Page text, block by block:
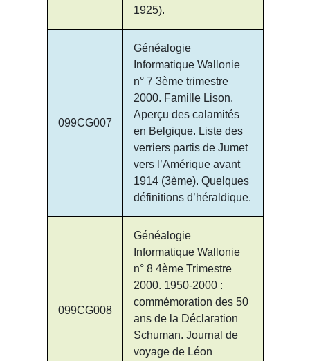
1925).
099CG007
Généalogie
Informatique Wallonie
n° 7 3ème trimestre
2000. Famille Lison.
Aperçu des calamités
en Belgique. Liste des
verriers partis de Jumet
vers l’Amérique avant
1914 (3ème). Quelques
définitions d’héraldique.
099CG008
Généalogie
Informatique Wallonie
n° 8 4ème Trimestre
2000. 1950-2000 :
commémoration des 50
ans de la Déclaration
Schuman. Journal de
voyage de Léon